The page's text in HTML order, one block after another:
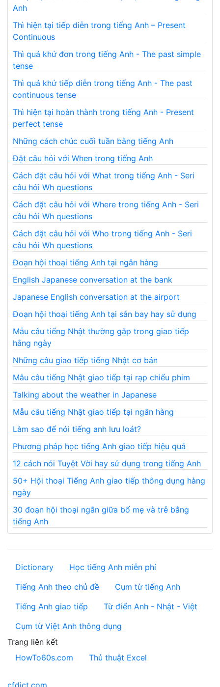
Anh
Thì hiện tại tiếp diễn trong tiếng Anh – Present
Continuous
Thì quá khứ đơn trong tiếng Anh - The past simple
tense
Thì quá khứ tiếp diễn trong tiếng Anh - The past
continuous tense
Thì hiện tại hoàn thành trong tiếng Anh - Present
perfect tense
Những cách chúc cuối tuần bằng tiếng Anh
Đặt câu hỏi với When trong tiếng Anh
Cách đặt câu hỏi với What trong tiếng Anh - Seri
câu hỏi Wh questions
Cách đặt câu hỏi với Where trong tiếng Anh - Seri
câu hỏi Wh questions
Cách đặt câu hỏi với Who trong tiếng Anh - Seri
câu hỏi Wh questions
Đoạn hội thoại tiếng Anh tại ngân hàng
English Japanese conversation at the bank
Japanese English conversation at the airport
Đoạn hội thoại tiếng Anh tại sân bay hay sử dụng
Mẫu câu tiếng Nhật thường gặp trong giao tiếp
hằng ngày
Những câu giao tiếp tiếng Nhật cơ bản
Mẫu câu tiếng Nhật giao tiếp tại rạp chiếu phim
Talking about the weather in Japanese
Mẫu câu tiếng Nhật giao tiếp tại ngân hàng
Làm sao để nói tiếng anh lưu loát?
Phương pháp học tiếng Anh giao tiếp hiệu quả
12 cách nói Tuyệt Vời hay sử dụng trong tiếng Anh
50+ Hội thoại Tiếng Anh giao tiếp thông dụng hàng
ngày
30 đoạn hội thoại ngắn giữa bố mẹ và trẻ bằng
tiếng Anh
Dictionary
Học tiếng Anh miễn phí
Tiếng Anh theo chủ đề
Cụm từ tiếng Anh
Tiếng Anh giao tiếp
Từ điển Anh - Nhật - Việt
Cụm từ Việt Anh thông dụng
Trang liên kết
HowTo60s.com
Thủ thuật Excel